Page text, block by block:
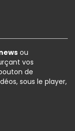
ou
vos
de
sous le player,